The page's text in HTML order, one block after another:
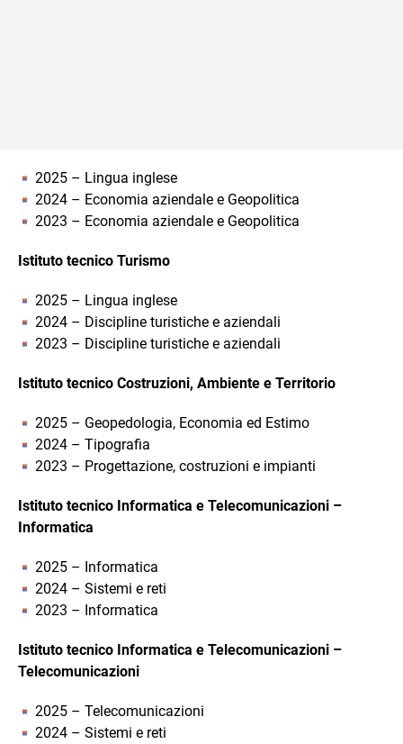
2025 – Lingua inglese
2024 – Economia aziendale e Geopolitica
2023 – Economia aziendale e Geopolitica
Istituto tecnico Turismo
2025 – Lingua inglese
2024 – Discipline turistiche e aziendali
2023 – Discipline turistiche e aziendali
Istituto tecnico Costruzioni, Ambiente e Territorio
2025 – Geopedologia, Economia ed Estimo
2024 – Tipografia
2023 – Progettazione, costruzioni e impianti
Istituto tecnico Informatica e Telecomunicazioni –
Informatica
2025 – Informatica
2024 – Sistemi e reti
2023 – Informatica
Istituto tecnico Informatica e Telecomunicazioni –
Telecomunicazioni
2025 – Telecomunicazioni
2024 – Sistemi e reti